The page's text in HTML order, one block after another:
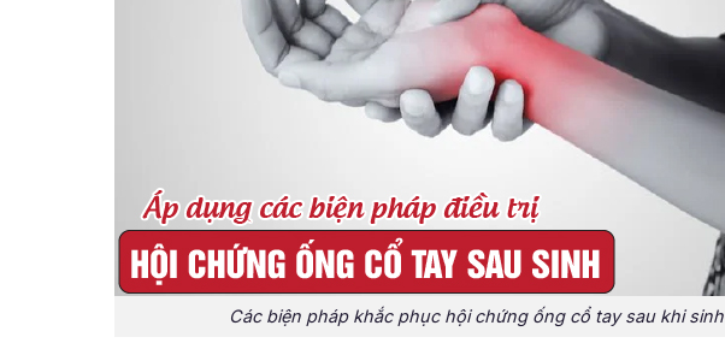
Các biện pháp khắc phục hội chứng ống cổ tay sau khi sinh